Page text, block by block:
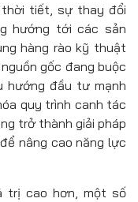
thời tiết, sự thay đổi
hướng tới các sản
hàng rào kỹ thuật
gốc đang buộc
hướng đầu tư mạnh
quy trình canh tác
trở thành giải pháp
nâng cao năng lực
trị cao hơn, một số